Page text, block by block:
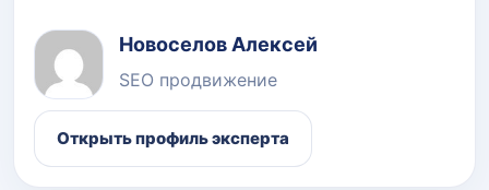
Новоселов Алексей
SEO продвижение
Открыть профиль эксперта